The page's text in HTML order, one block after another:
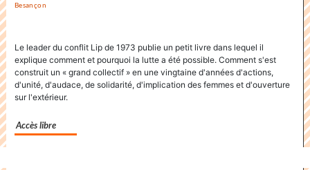
«
Factuel
Besançon
Le leader du conflit Lip de 1973 publie un petit livre dans lequel il
explique comment et pourquoi la lutte a été possible. Comment s'est
construit un « grand collectif » en une vingtaine d'années d'actions,
d'unité, d'audace, de solidarité, d'implication des femmes et d'ouverture
sur l'extérieur.
Accès libre